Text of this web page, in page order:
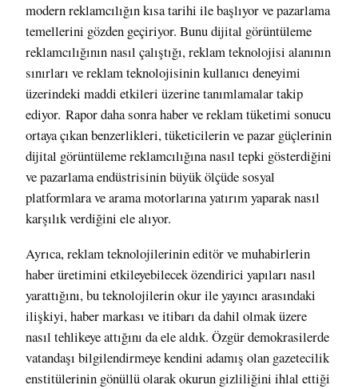
modern reklamcılığın kısa tarihi ile başlıyor ve pazarlama
temellerini gözden geçiriyor. Bunu dijital görüntüleme
reklamcılığının nasıl çalıştığı, reklam teknolojisi alanının
sınırları ve reklam teknolojisinin kullanıcı deneyimi
üzerindeki maddi etkileri üzerine tanımlamalar takip
ediyor. Rapor daha sonra haber ve reklam tüketimi sonucu
ortaya çıkan benzerlikleri, tüketicilerin ve pazar güçlerinin
dijital görüntüleme reklamcılığına nasıl tepki gösterdiğini
ve pazarlama endüstrisinin büyük ölçüde sosyal
platformlara ve arama motorlarına yatırım yaparak nasıl
karşılık verdiğini ele alıyor.
Ayrıca, reklam teknolojilerinin editör ve muhabirlerin
haber üretimini etkileyebilecek özendirici yapıları nasıl
yarattığını, bu teknolojilerin okur ile yayıncı arasındaki
ilişkiyi, haber markası ve itibarı da dahil olmak üzere
nasıl tehlikeye attığını da ele aldık. Özgür demokrasilerde
vatandaşı bilgilendirmeye kendini adamış olan gazetecilik
enstitülerinin gönüllü olarak okurun gizliliğini ihlal ettiği